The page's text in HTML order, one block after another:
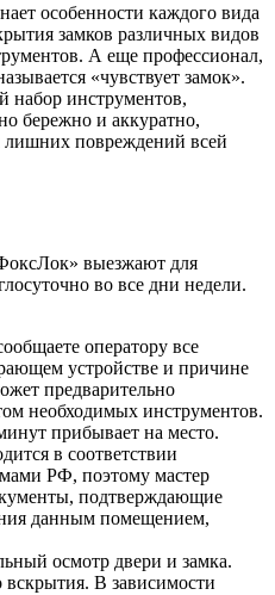
особенности каждого вида
замков различных видов
А еще профессионал,
«чувствует замок».
набор инструментов,
бережно и аккуратно,
повреждений всей
выезжают для
во все дни недели.
оператору все
устройстве и причине
предварительно
необходимых инструментов.
прибывает на место.
в соответствии
РФ, поэтому мастер
подтверждающие
данным помещением,
осмотр двери и замка.
вскрытия. В зависимости